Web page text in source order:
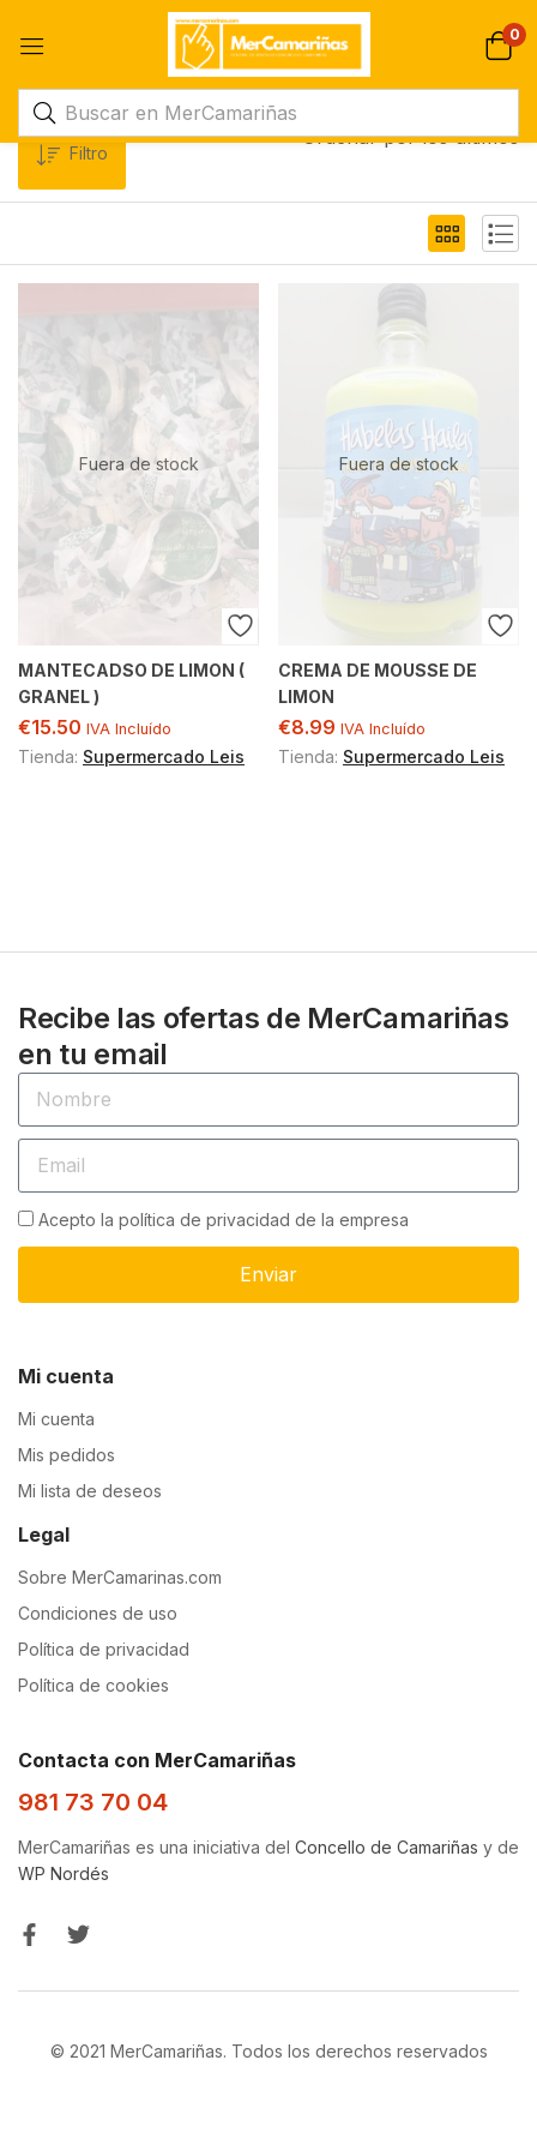
0
Filtro
Ordenar por los últimos
Fuera de stock
MANTECADSO DE LIMON (
GRANEL )
€15.50 IVA Incluído
Tienda: Supermercado Leis
Fuera de stock
CREMA DE MOUSSE DE
LIMON
€8.99 IVA Incluído
Tienda: Supermercado Leis
Recibe las ofertas de MerCamariñas
en tu email
Acepto la política de privacidad de la empresa
Enviar
Mi cuenta
Mi cuenta
Mis pedidos
Mi lista de deseos
Legal
Sobre MerCamarinas.com
Condiciones de uso
Política de privacidad
Política de cookies
Contacta con MerCamariñas
981 73 70 04
MerCamariñas es una iniciativa del Concello de Camariñas y de
WP Nordés
© 2021 MerCamariñas. Todos los derechos reservados